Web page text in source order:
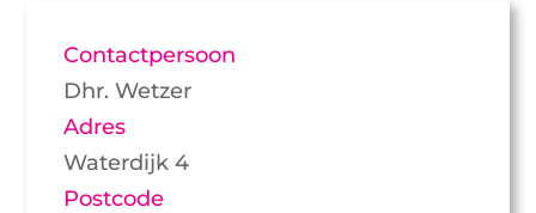
Contactpersoon
Dhr. Wetzer
Adres
Waterdijk 4
Postcode